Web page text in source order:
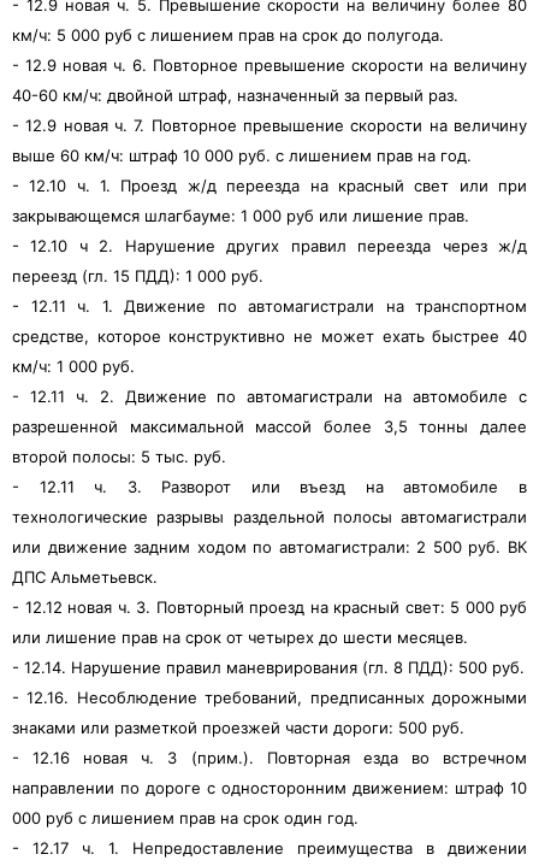
- 12.9 новая ч. 5. Превышение скорости на величину более 80
км/ч: 5 000 руб с лишением прав на срок до полугода.
- 12.9 новая ч. 6. Повторное превышение скорости на величину
40-60 км/ч: двойной штраф, назначенный за первый раз.
- 12.9 новая ч. 7. Повторное превышение скорости на величину
выше 60 км/ч: штраф 10 000 руб. с лишением прав на год.
- 12.10 ч. 1. Проезд ж/д переезда на красный свет или при
закрывающемся шлагбауме: 1 000 руб или лишение прав.
- 12.10 ч 2. Нарушение других правил переезда через ж/д
переезд (гл. 15 ПДД): 1 000 руб.
- 12.11 ч. 1. Движение по автомагистрали на транспортном
средстве, которое конструктивно не может ехать быстрее 40
км/ч: 1 000 руб.
- 12.11 ч. 2. Движение по автомагистрали на автомобиле с
разрешенной максимальной массой более 3,5 тонны далее
второй полосы: 5 тыс. руб.
- 12.11 ч. 3. Разворот или въезд на автомобиле в
технологические разрывы раздельной полосы автомагистрали
или движение задним ходом по автомагистрали: 2 500 руб. ВК
ДПС Альметьевск.
- 12.12 новая ч. 3. Повторный проезд на красный свет: 5 000 руб
или лишение прав на срок от четырех до шести месяцев.
- 12.14. Нарушение правил маневрирования (гл. 8 ПДД): 500 руб.
- 12.16. Несоблюдение требований, предписанных дорожными
знаками или разметкой проезжей части дороги: 500 руб.
- 12.16 новая ч. 3 (прим.). Повторная езда во встречном
направлении по дороге с односторонним движением: штраф 10
000 руб с лишением прав на срок один год.
- 12.17 ч. 1. Непредоставление преимущества в движении